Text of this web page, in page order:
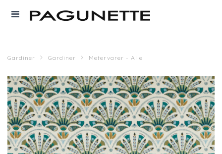
Gardiner Gardiner Metervarer - Alle